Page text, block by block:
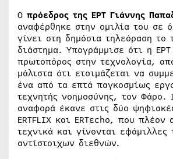
Ο πρόεδρος της ΕΡΤ Γιάννης
αναφέρθηκε στην ομιλία του σε
γίνει στη δημόσια τηλεόραση το
διάστημα. Υπογράμμισε ότι η ΕΡΤ
πρωτοπόρος στην τεχνολογία,
μάλιστα ότι ετοιμάζεται να
ένα από τα επτά παγκοσμίως
τεχνητής νοημοσύνης, τον Φάρο.
αναφορά έκανε στις δύο
ERTFLIX και ERTεcho, που πλέον
τεχνικά και γίνονται εφάμιλλες
αντίστοιχων διεθνών.